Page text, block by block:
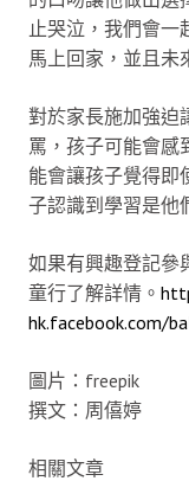
止哭泣，我們會
馬上回家，並且未
對於家長施加強迫
罵，孩子可能會感
能會讓孩子覺得即
子認識到學習是他
如果有興趣登記參
童行了解詳情。
hk.facebook.com/
圖片：freepik
撰文：周僖婷
相關文章